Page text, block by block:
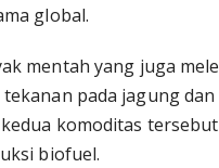
global.
mentah yang juga
pada jagung dan
komoditas
biofuel.